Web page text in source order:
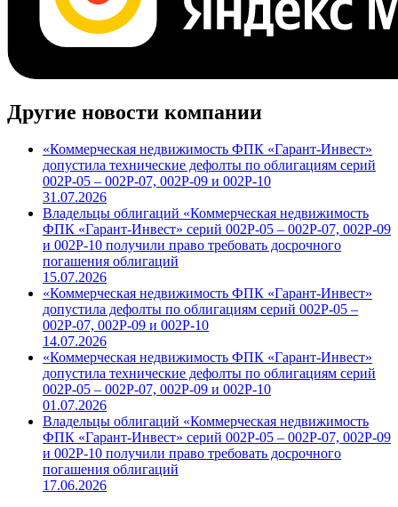
Другие новости компании
«Коммерческая недвижимость ФПК «Гарант-Инвест»
допустила технические дефолты по облигациям серий
002Р-05 – 002Р-07, 002Р-09 и 002Р-10
31.07.2026
Владельцы облигаций «Коммерческая недвижимость
ФПК «Гарант-Инвест» серий 002Р-05 – 002Р-07, 002Р-09
и 002Р-10 получили право требовать досрочного
погашения облигаций
15.07.2026
«Коммерческая недвижимость ФПК «Гарант-Инвест»
допустила дефолты по облигациям серий 002Р-05 –
002Р-07, 002Р-09 и 002Р-10
14.07.2026
«Коммерческая недвижимость ФПК «Гарант-Инвест»
допустила технические дефолты по облигациям серий
002Р-05 – 002Р-07, 002Р-09 и 002Р-10
01.07.2026
Владельцы облигаций «Коммерческая недвижимость
ФПК «Гарант-Инвест» серий 002Р-05 – 002Р-07, 002Р-09
и 002Р-10 получили право требовать досрочного
погашения облигаций
17.06.2026